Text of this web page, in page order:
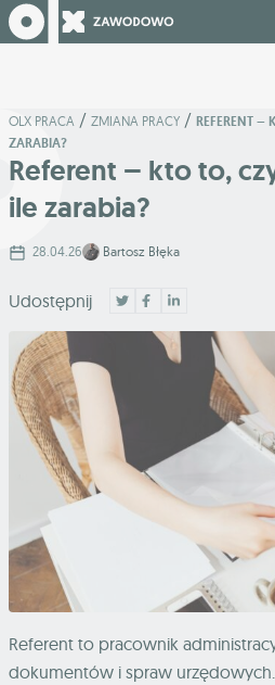
OLX PRACA / ZMIANA PRACY / REFERENT –
ZARABIA?
Referent – kto to,
ile zarabia?
28.04.26 Bartosz Błęka
Udostępnij
Referent to pracownik
dokumentów i spraw